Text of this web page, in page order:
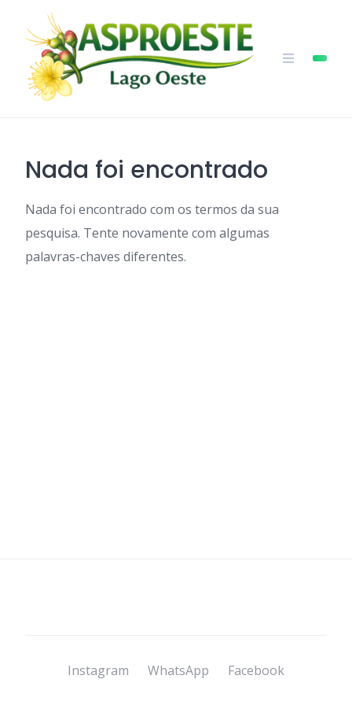
content
Nada foi encontrado
Nada foi encontrado com os termos da sua
pesquisa. Tente novamente com algumas
palavras-chaves diferentes.
Instagram WhatsApp Facebook